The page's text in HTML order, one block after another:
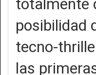
totalmente
posibilidad
tecno-
las